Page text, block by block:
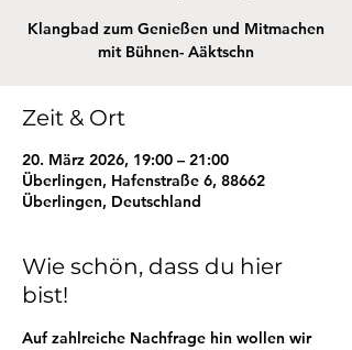
Klangbad zum Genießen und Mitmachen
mit Bühnen- Aäktschn
Zeit & Ort
20. März 2026, 19:00 – 21:00
Überlingen, Hafenstraße 6, 88662
Überlingen, Deutschland
Wie schön, dass du hier
bist!
Auf zahlreiche Nachfrage hin wollen wir